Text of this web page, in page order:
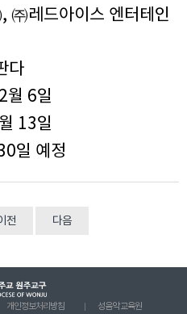
㈜레드아이스 엔터테인
다
월 6일
13일
일 예정
전 다음
개인정보처리방침 성음악 교육원